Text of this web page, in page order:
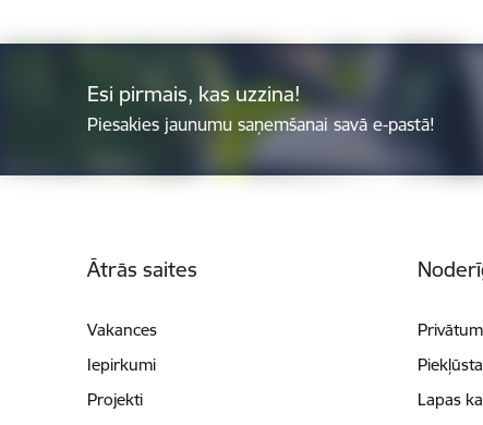
Esi pirmais, kas uzzina!
Piesakies jaunumu saņemšanai savā e-pastā!
Ātrās saites
Vakances
Iepirkumi
Projekti
Lapas